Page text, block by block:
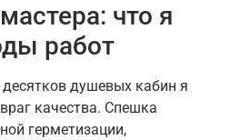
что я
работ
душевых кабин я
качества. Спешка
герметизации,